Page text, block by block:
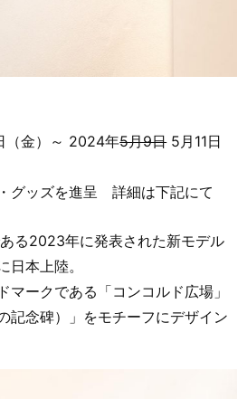
金）～ 2024年5月9日5月11日
グッズを進呈 詳細は下記にて
る2023年に発表された新モデル
日本上陸。
マークである「コンコルド広場」
記念碑）」をモチーフにデザイン